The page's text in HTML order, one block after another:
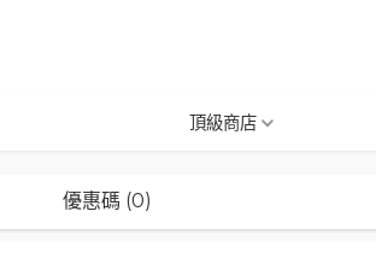
頂級商店
優惠碼 (0)